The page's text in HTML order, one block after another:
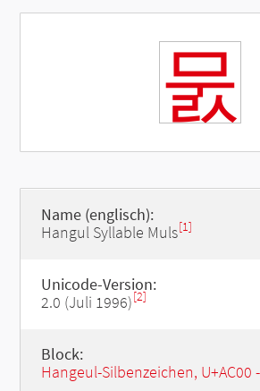
뭀
Name (englisch):
Hangul Syllable Muls[1]
Unicode-Version:
2.0 (Juli 1996)[2]
Block:
Hangeul-Silbenzeichen, U+AC00